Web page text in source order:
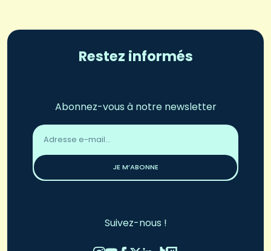
Restez informés
Abonnez-vous à notre newsletter
Adresse
email
JE M’ABONNE
Suivez-nous !